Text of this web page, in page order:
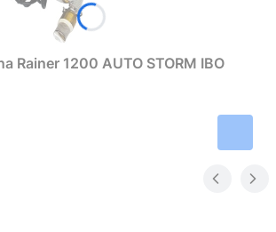
Rainer 1200 AUTO STORM IBO